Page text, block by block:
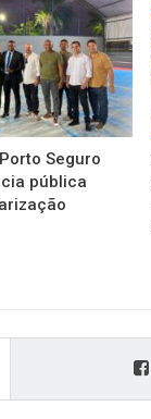
Seguro
pública